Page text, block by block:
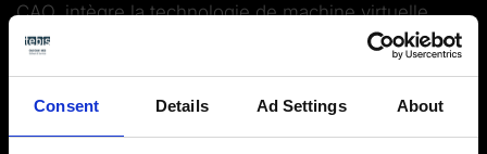
Consent Details Ad Settings About
CAO, intègre la technologie de machine virtuelle,
propose des bibliothèques de processus et une
programmation standardisée à base de modèles.
de ProLeiS pour la gestion des données et de la
fabrication. Les produits logiciels couvrent ainsi les